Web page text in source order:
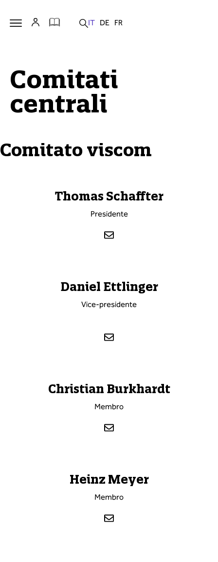
Comitati
centrali
Comitato viscom
Thomas Schaffter
Presidente
Daniel Ettlinger
Vice-presidente
Christian Burkhardt
Membro
Heinz Meyer
Membro